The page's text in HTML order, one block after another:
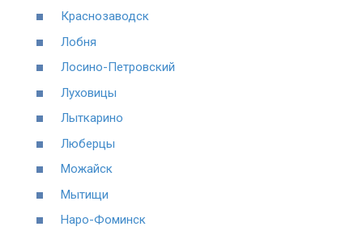
Краснозаводск
Лобня
Лосино-Петровский
Луховицы
Лыткарино
Люберцы
Можайск
Мытищи
Наро-Фоминск